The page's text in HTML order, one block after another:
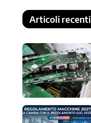
Articoli recenti